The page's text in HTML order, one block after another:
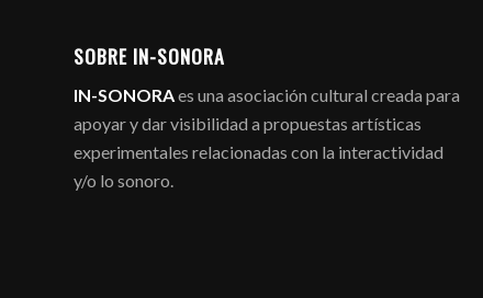
SOBRE IN-SONORA
IN-SONORAes una asociación cultural creada para
apoyar y dar visibilidad a propuestas artísticas
experimentales relacionadas con la interactividad
y/o lo sonoro.